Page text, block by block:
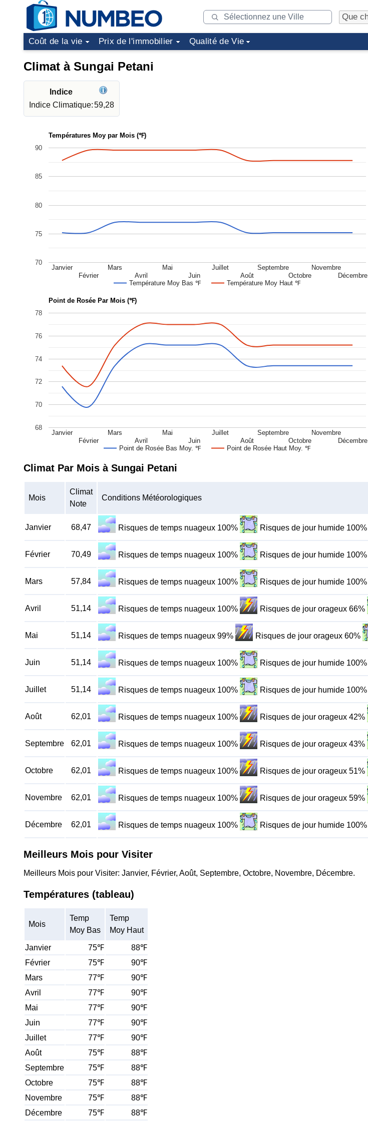
Coût de la vie Prix de l'immobilier Qualité de Vie
Climat à Sungai Petani
Indice
Indice Climatique:59,28
Températures Moy par Mois (℉)
Température Moy Bas ℉ Température Moy Haut ℉
Janvier
Février
Mars
Avril
Mai
Juin
Juillet
Août
Septembre
Octobre
Novembre
Décembre
70
75
80
85
90
Point de Rosée Par Mois (℉)
Point de Rosée Bas Moy. ℉ Point de Rosée Haut Moy. ℉
Janvier
Février
Mars
Avril
Mai
Juin
Juillet
Août
Septembre
Octobre
Novembre
Décembre
68
70
72
74
76
78
Climat Par Mois à Sungai Petani
Mois
Climat
Note
Conditions Météorologiques
Janvier 68,47 Risques de temps nuageux 100% Risques de jour humide 100%
Février 70,49 Risques de temps nuageux 100% Risques de jour humide 100%
Mars 57,84 Risques de temps nuageux 100% Risques de jour humide 100%
Avril 51,14 Risques de temps nuageux 100% Risques de jour orageux 66%
Mai 51,14 Risques de temps nuageux 99% Risques de jour orageux 60%
Juin 51,14 Risques de temps nuageux 100% Risques de jour humide 100%
Juillet 51,14 Risques de temps nuageux 100% Risques de jour humide 100%
Août 62,01 Risques de temps nuageux 100% Risques de jour orageux 42%
Septembre 62,01 Risques de temps nuageux 100% Risques de jour orageux 43%
Octobre 62,01 Risques de temps nuageux 100% Risques de jour orageux 51%
Novembre 62,01 Risques de temps nuageux 100% Risques de jour orageux 59%
Décembre 62,01 Risques de temps nuageux 100% Risques de jour humide 100%
Meilleurs Mois pour Visiter
Meilleurs Mois pour Visiter: Janvier, Février, Août, Septembre, Octobre, Novembre, Décembre.
Températures (tableau)
Mois
Temp
Moy Bas
Temp
Moy Haut
Janvier 75℉
88℉
Février
75℉
90℉
Mars
77℉
90℉
Avril
77℉
90℉
Mai
77℉
90℉
Juin
77℉
90℉
Juillet
77℉
90℉
Août
75℉
88℉
Septembre
75℉
88℉
Octobre
75℉
88℉
Novembre
75℉
88℉
Décembre
75℉ 88℉